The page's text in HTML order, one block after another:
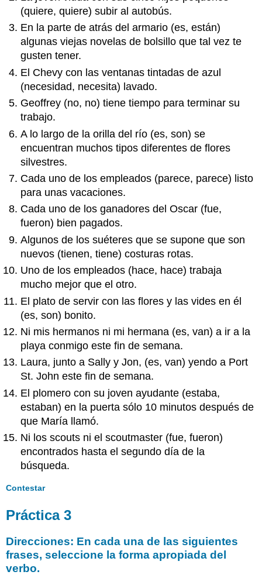
(quiere, quiere) subir al autobús.
En la parte de atrás del armario (es, están)
algunas viejas novelas de bolsillo que tal vez te
gusten tener.
El Chevy con las ventanas tintadas de azul
(necesidad, necesita) lavado.
Geoffrey (no, no) tiene tiempo para terminar su
trabajo.
A lo largo de la orilla del río (es, son) se
encuentran muchos tipos diferentes de flores
silvestres.
Cada uno de los empleados (parece, parece) listo
para unas vacaciones.
Cada uno de los ganadores del Oscar (fue,
fueron) bien pagados.
Algunos de los suéteres que se supone que son
nuevos (tienen, tiene) costuras rotas.
Uno de los empleados (hace, hace) trabaja
mucho mejor que el otro.
El plato de servir con las flores y las vides en él
(es, son) bonito.
Ni mis hermanos ni mi hermana (es, van) a ir a la
playa conmigo este fin de semana.
Laura, junto a Sally y Jon, (es, van) yendo a Port
St. John este fin de semana.
El plomero con su joven ayudante (estaba,
estaban) en la puerta sólo 10 minutos después de
que María llamó.
Ni los scouts ni el scoutmaster (fue, fueron)
encontrados hasta el segundo día de la
búsqueda.
Contestar
Práctica 3
Direcciones: En cada una de las siguientes
frases, seleccione la forma apropiada del
verbo.